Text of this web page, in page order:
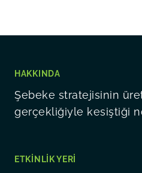
HAKKINDA
Şebeke stratejisinin
gerçekliğiyle kesiştiği
ETKINLIK YERI